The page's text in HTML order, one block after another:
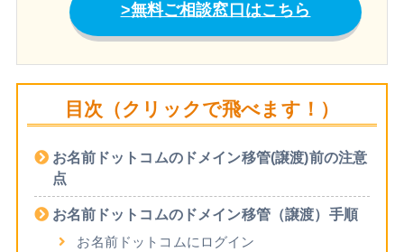
無料ご相談窓口はこちら
目次（クリックで飛べます！）
お名前ドットコムのドメイン移管(譲渡)前の注意
点
お名前ドットコムのドメイン移管（譲渡）手順
お名前ドットコムにログイン